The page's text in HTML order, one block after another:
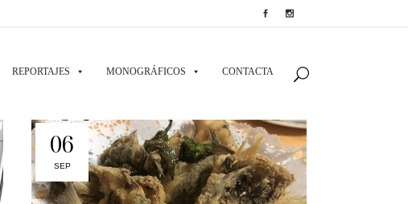
REPORTAJES MONOGRÁFICOS CONTACTA
06
SEP